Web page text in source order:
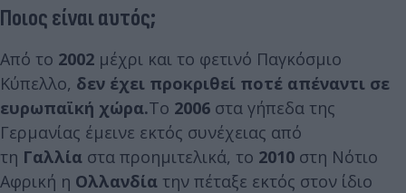
Ποιος είναι αυτός;
Από το 2002 μέχρι και το φετινό Παγκόσμιο
Κύπελλο, δεν έχει προκριθεί ποτέ απέναντι σε
ευρωπαϊκή χώρα.Το 2006 στα γήπεδα της
Γερμανίας έμεινε εκτός συνέχειας από
τη Γαλλία στα προημιτελικά, το 2010 στη Νότιο
Αφρική η Ολλανδία την πέταξε εκτός στον ίδιο